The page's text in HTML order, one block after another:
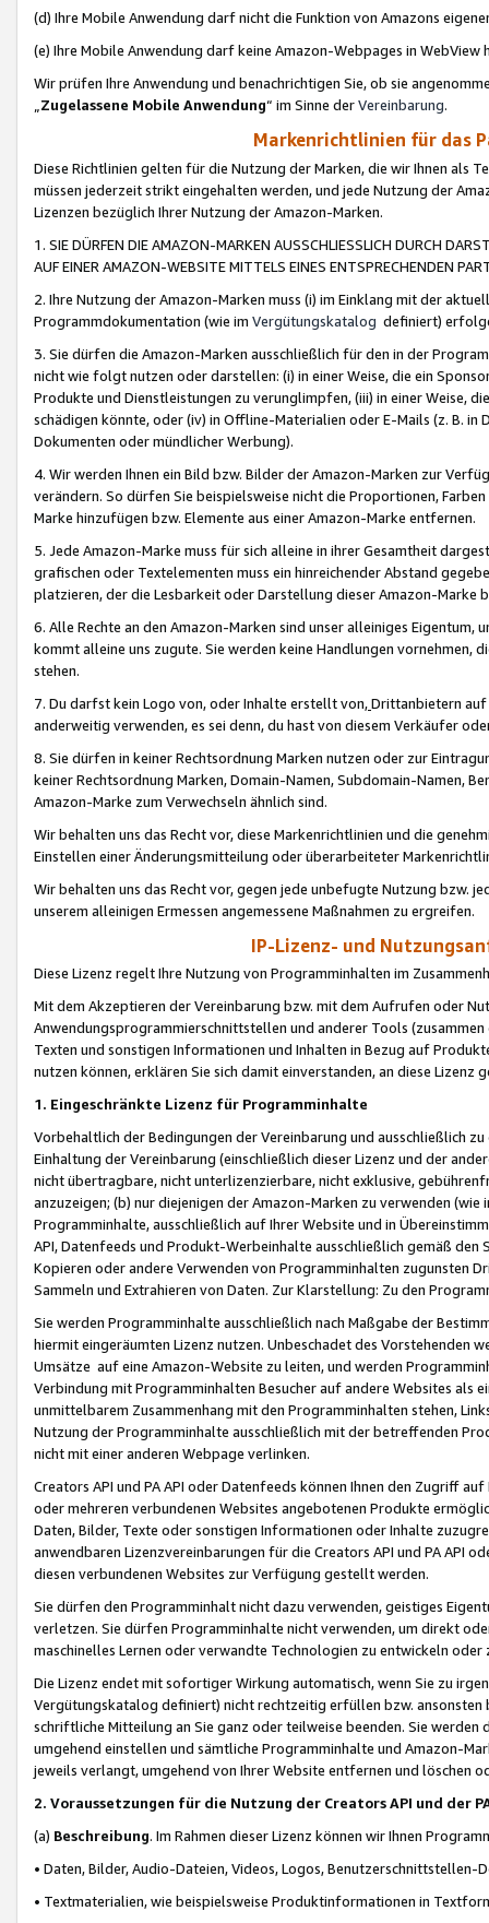
(d) Ihre Mobile Anwendung darf nicht die Funktion von Amazons
(e) Ihre Mobile Anwendung darf keine Amazon-Webpages in WebView
Wir prüfen Ihre Anwendung und benachrichtigen Sie, ob sie
„Zugelassene Mobile Anwendung“ im Sinne derVereinbarung.
Markenrichtlinien für das
Diese Richtlinien gelten für die Nutzung der Marken, die wir Ihnen als
müssen jederzeit strikt eingehalten werden, und jede Nutzung der
Lizenzen bezüglich Ihrer Nutzung der Amazon-Marken.
1. SIE DÜRFEN DIE AMAZON-MARKEN AUSSCHLIESSLICH DURCH
AUF EINER AMAZON-WEBSITE MITTELS EINES ENTSPRECHENDEN
2. Ihre Nutzung der Amazon-Marken muss (i) im Einklang mit der
Programmdokumentation (wie im Vergütungskatalog definiert)
3. Sie dürfen die Amazon-Marken ausschließlich für den in der
nicht wie folgt nutzen oder darstellen: (i) in einer Weise, die ein
Produkte und Dienstleistungen zu verunglimpfen, (iii) in einer Weise,
schädigen könnte, oder (iv) in Offline-Materialien oder E-Mails (z. B. in
Dokumenten oder mündlicher Werbung).
4. Wir werden Ihnen ein Bild bzw. Bilder der Amazon-Marken zur
verändern. So dürfen Sie beispielsweise nicht die Proportionen,
Marke hinzufügen bzw. Elemente aus einer Amazon-Marke entfernen.
5. Jede Amazon-Marke muss für sich alleine in ihrer Gesamtheit
grafischen oder Textelementen muss ein hinreichender Abstand
platzieren, der die Lesbarkeit oder Darstellung dieser Amazon-Marke
6. Alle Rechte an den Amazon-Marken sind unser alleiniges
kommt alleine uns zugute. Sie werden keine Handlungen vornehmen,
stehen.
7. Du darfst kein Logo von, oder Inhalte erstellt von,Drittanbietern auf
anderweitig verwenden, es sei denn, du hast von diesem Verkäufer
8. Sie dürfen in keiner Rechtsordnung Marken nutzen oder zur
keiner Rechtsordnung Marken, Domain-Namen, Subdomain-Namen,
Amazon-Marke zum Verwechseln ähnlich sind.
Wir behalten uns das Recht vor, diese Markenrichtlinien und die
Einstellen einer Änderungsmitteilung oder überarbeiteter
Wir behalten uns das Recht vor, gegen jede unbefugte Nutzung bzw.
unserem alleinigen Ermessen angemessene Maßnahmen zu ergreifen.
IP-Lizenz- und
Diese Lizenz regelt Ihre Nutzung von Programminhalten im
Mit dem Akzeptieren der Vereinbarung bzw. mit dem Aufrufen oder
Anwendungsprogrammierschnittstellen und anderer Tools (zusammen
Texten und sonstigen Informationen und Inhalten in Bezug auf
nutzen können, erklären Sie sich damit einverstanden, an diese Lizenz
1. Eingeschränkte Lizenz für Programminhalte
Vorbehaltlich der Bedingungen der Vereinbarung und ausschließlich
Einhaltung der Vereinbarung (einschließlich dieser Lizenz und der
nicht übertragbare, nicht unterlizenzierbare, nicht exklusive,
anzuzeigen; (b) nur diejenigen der Amazon-Marken zu verwenden
Programminhalte, ausschließlich auf Ihrer Website und in
API, Datenfeeds und Produkt-Werbeinhalte ausschließlich gemäß
Kopieren oder andere Verwenden von Programminhalten zugunsten
Sammeln und Extrahieren von Daten. Zur Klarstellung: Zu den
Sie werden Programminhalte ausschließlich nach Maßgabe der
hiermit eingeräumten Lizenz nutzen. Unbeschadet des Vorstehenden
Umsätze auf eine Amazon-Website zu leiten, und werden
Verbindung mit Programminhalten Besucher auf andere Websites als
unmittelbarem Zusammenhang mit den Programminhalten stehen,
Nutzung der Programminhalte ausschließlich mit der betreffenden
nicht mit einer anderen Webpage verlinken.
Creators API und PA API oder Datenfeeds können Ihnen den Zugriff
oder mehreren verbundenen Websites angebotenen Produkte
Daten, Bilder, Texte oder sonstigen Informationen oder Inhalte
anwendbaren Lizenzvereinbarungen für die Creators API und PA API
diesen verbundenen Websites zur Verfügung gestellt werden.
Sie dürfen den Programminhalt nicht dazu verwenden, geistiges
verletzen. Sie dürfen Programminhalte nicht verwenden, um direkt
maschinelles Lernen oder verwandte Technologien zu entwickeln
Die Lizenz endet mit sofortiger Wirkung automatisch, wenn Sie zu
Vergütungskatalog definiert) nicht rechtzeitig erfüllen bzw. ansonsten
schriftliche Mitteilung an Sie ganz oder teilweise beenden. Sie werden
umgehend einstellen und sämtliche Programminhalte und Amazon-
jeweils verlangt, umgehend von Ihrer Website entfernen und löschen
2. Voraussetzungen für die Nutzung der Creators API und der
(a) Beschreibung. Im Rahmen dieser Lizenz können wir Ihnen
• Daten, Bilder, Audio-Dateien, Videos, Logos, Benutzerschnittstellen-
• Textmaterialien, wie beispielsweise Produktinformationen in